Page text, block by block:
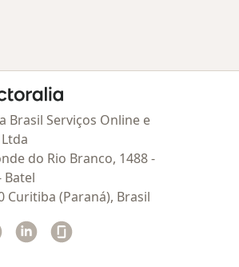
Brasil Serviços Online e
do Rio Branco, 1488 -
Batel
Curitiba (Paraná), Brasil
num novo separador
Instagram
abre num novo separador
Linkedin
abre num novo separador